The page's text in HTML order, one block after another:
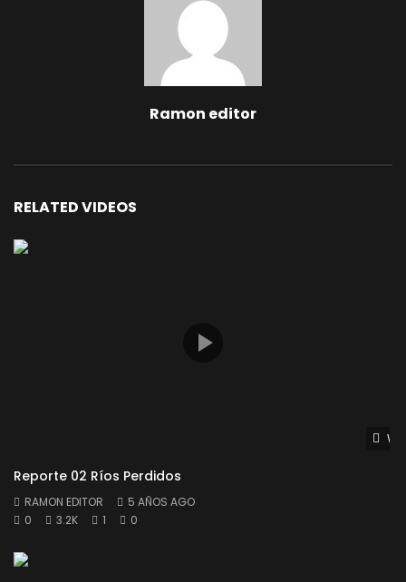
Ramon editor
RELATED VIDEOS
Reporte 02 Ríos Perdidos
RAMON EDITOR
5 AÑOS AGO
0
3.2K 1 0